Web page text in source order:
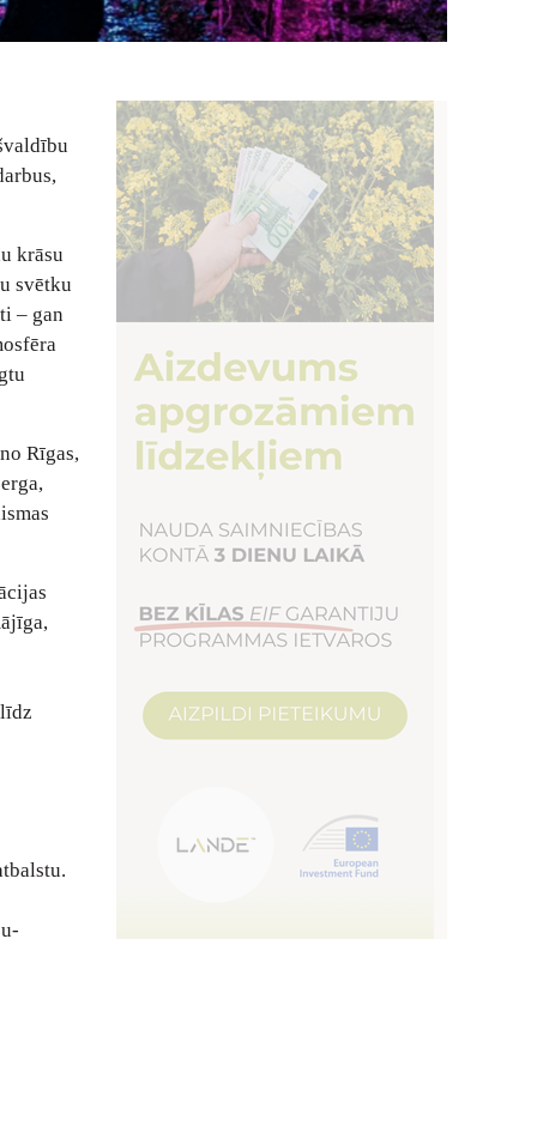
krāsu
svētku
– gan
Rīgas,